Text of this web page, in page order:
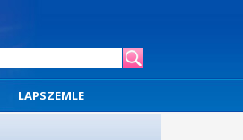
LAPSZEMLE